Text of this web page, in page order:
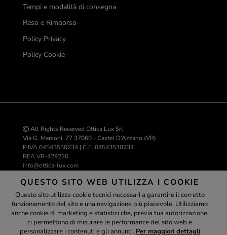
Tempi e modalità di consegna
Reso e Rimborso
Policy Privacy
Policy Cookie
All Rights Reserved Ottica Lux Srl
Via G. Marconi, 77 37060 - Castel D’Azzano (VR)
P.IVA 04543530234 | C.F. 04543530234
REA VR-429226
info@ottica-lux.com
Realizzazione e-commerce Colombo 3000
Assistente
ottica-lux.it
QUESTO SITO WEB UTILIZZA I COOKIE
Questo sito utilizza cookie tecnici necessari a garantire il corretto
funzionamento del sito e una navigazione più piacevole. Utilizziamo
anche cookie di marketing e statistici che, previa tua autorizzazione,
ci permettono di misurare le performance del sito web e
personalizzare i contenuti e gli annunci. Per maggiori dettagli